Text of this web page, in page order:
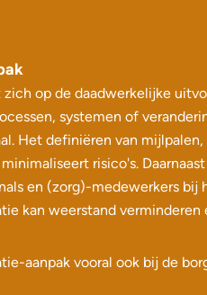
op de daadwerkelijke
systemen of
Het definiëren van
risico's.
en (zorg)-medewerkers
kan weerstand
aanpak vooral ook bij de